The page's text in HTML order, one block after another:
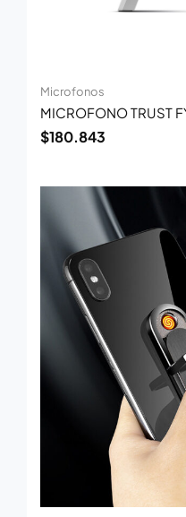
Microfonos
MICROFONO TRUST
$180.843
era:
$34.314.
es:
$22.304.